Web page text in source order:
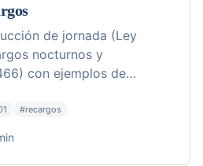
de jornada (Ley
nocturnos y
con ejemplos de
#recargos